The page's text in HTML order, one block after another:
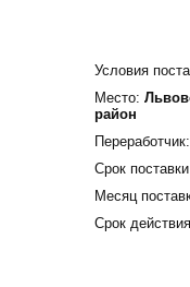
Условия
Место:
район
Срок
Месяц
Срок